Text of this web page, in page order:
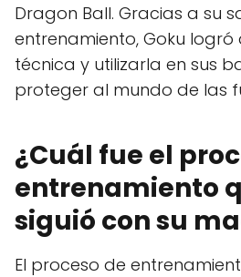
Dragon Ball. Gracias a su
entrenamiento, Goku
técnica y utilizarla en sus
proteger al mundo de las
¿Cuál fue el
entrenamiento
siguió con su
El proceso de